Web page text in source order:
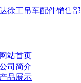
徐工吊车配件销售
网站首页
司简介
产品展示